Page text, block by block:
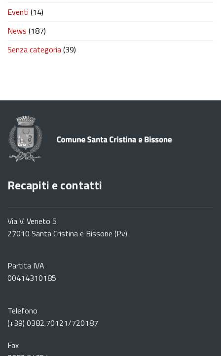
Eventi (14)
News (187)
Senza categoria(39)
Recapiti e contatti
Via V. Veneto 5
27010 Santa Cristina e Bissone (Pv)
Partita IVA
00414310185
Telefono
(+39) 0382.70121/720187
Fax